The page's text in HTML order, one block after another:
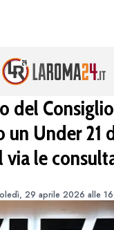
del
Under 21
via le
29 aprile 2026 alle